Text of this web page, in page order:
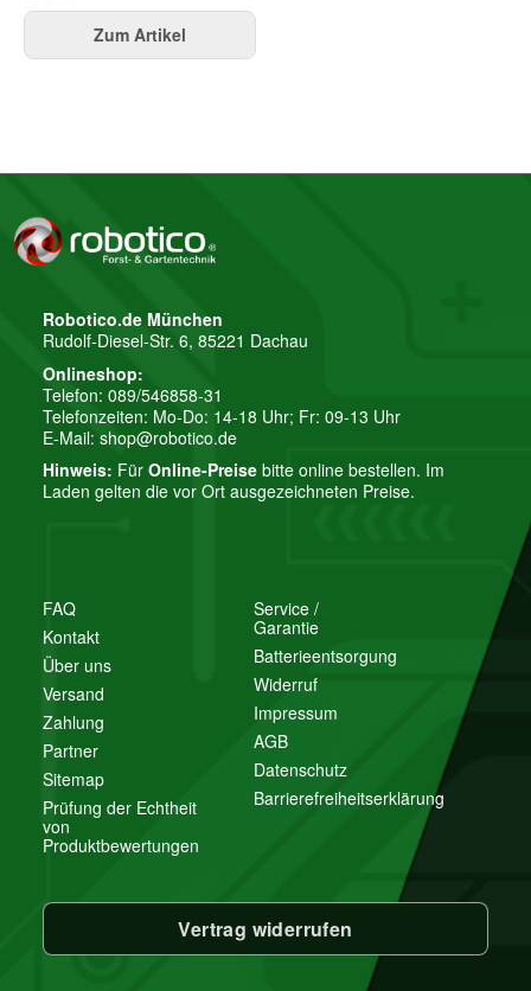
Zum Artikel
FAQ
Kontakt
Über uns
Versand
Zahlung
Partner
Sitemap
Prüfung der Echtheit
von
Produktbewertungen
Service /
Garantie
Batterieentsorgung
Widerruf
Impressum
AGB
Datenschutz
Barrierefreiheitserklärung
Robotico.de München
Rudolf-Diesel-Str. 6, 85221 Dachau
Onlineshop:
Telefon: 089/546858-31
Telefonzeiten: Mo-Do: 14-18 Uhr; Fr: 09-13 Uhr
E-Mail: shop@robotico.de
Hinweis: Für Online-Preise bitte online bestellen. Im
Laden gelten die vor Ort ausgezeichneten Preise.
Vertrag widerrufen